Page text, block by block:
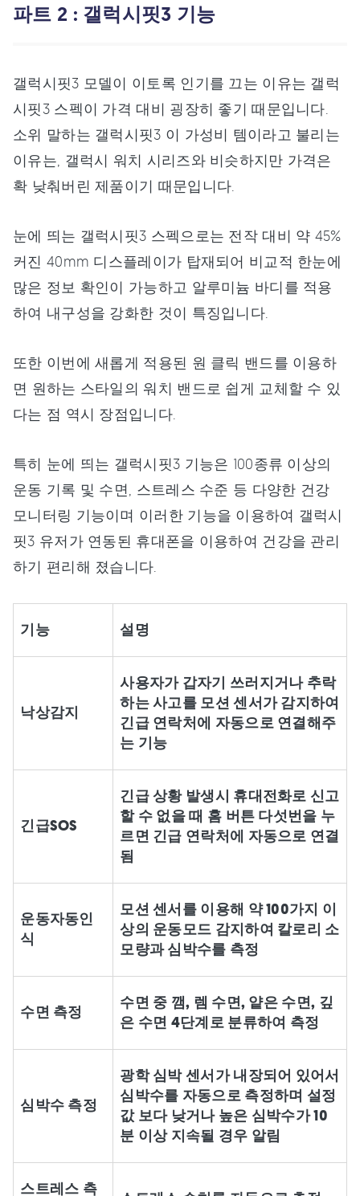
파트 2 : 갤럭시핏3 기능
갤럭시핏3 모델이 이토록 인기를 끄는 이유는 갤럭
시핏3 스펙이 가격 대비 굉장히 좋기 때문입니다.
소위 말하는 갤럭시핏3 이 가성비 템이라고 불리는
이유는, 갤럭시 워치 시리즈와 비슷하지만 가격은
확 낮춰버린 제품이기 때문입니다.
눈에 띄는 갤럭시핏3 스펙으로는 전작 대비 약 45%
커진 40mm 디스플레이가 탑재되어 비교적 한눈에
많은 정보 확인이 가능하고 알루미늄 바디를 적용
하여 내구성을 강화한 것이 특징입니다.
또한 이번에 새롭게 적용된 원 클릭 밴드를 이용하
면 원하는 스타일의 워치 밴드로 쉽게 교체할 수 있
다는 점 역시 장점입니다.
특히 눈에 띄는 갤럭시핏3 기능은 100종류 이상의
운동 기록 및 수면, 스트레스 수준 등 다양한 건강
모니터링 기능이며 이러한 기능을 이용하여 갤럭시
핏3 유저가 연동된 휴대폰을 이용하여 건강을 관리
하기 편리해 졌습니다.
기능 설명
낙상감지
사용자가 갑자기 쓰러지거나 추락
하는 사고를 모션 센서가 감지하여
긴급 연락처에 자동으로 연결해주
는 기능
긴급SOS
긴급 상황 발생시 휴대전화로 신고
할 수 없을 때 홈 버튼 다섯번을 누
르면 긴급 연락처에 자동으로 연결
됨
운동자동인
식
모션 센서를 이용해 약 100가지 이
상의 운동모드 감지하여 칼로리 소
모량과 심박수를 측정
수면 측정
수면 중 깸, 렘 수면, 얕은 수면, 깊
은 수면 4단계로 분류하여 측정
심박수 측정
광학 심박 센서가 내장되어 있어서
심박수를 자동으로 측정하며 설정
값 보다 낮거나 높은 심박수가 10
분 이상 지속될 경우 알림
스트레스 측